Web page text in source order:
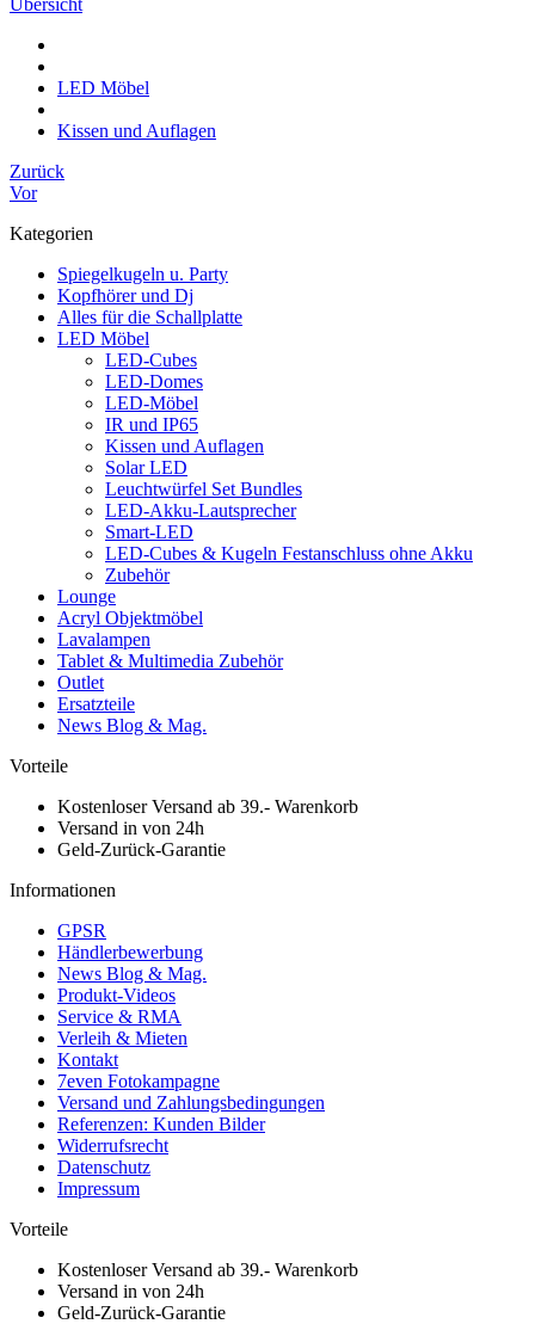
Übersicht
LED Möbel
Kissen und Auflagen
Zurück
Vor
Kategorien
Spiegelkugeln u. Party
Kopfhörer und Dj
Alles für die Schallplatte
LED Möbel
LED-Cubes
LED-Domes
LED-Möbel
IR und IP65
Kissen und Auflagen
Solar LED
Leuchtwürfel Set Bundles
LED-Akku-Lautsprecher
Smart-LED
LED-Cubes & Kugeln Festanschluss ohne Akku
Zubehör
Lounge
Acryl Objektmöbel
Lavalampen
Tablet & Multimedia Zubehör
Outlet
Ersatzteile
News Blog & Mag.
Vorteile
Kostenloser Versand ab 39.- Warenkorb
Versand in von 24h
Geld-Zurück-Garantie
Informationen
GPSR
Händlerbewerbung
News Blog & Mag.
Produkt-Videos
Service & RMA
Verleih & Mieten
Kontakt
7even Fotokampagne
Versand und Zahlungsbedingungen
Referenzen: Kunden Bilder
Widerrufsrecht
Datenschutz
Impressum
Vorteile
Kostenloser Versand ab 39.- Warenkorb
Versand in von 24h
Geld-Zurück-Garantie